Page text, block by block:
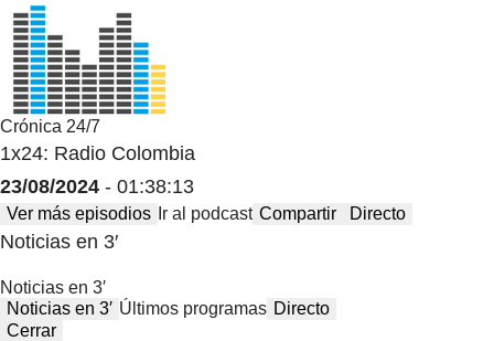
Crónica 24/7
1x24: Radio Colombia
23/08/2024 - 01:38:13
Ver más episodios Ir al podcast Compartir Directo
Noticias en 3′
Noticias en 3′
Noticias en 3′ Últimos programas Directo
Cerrar